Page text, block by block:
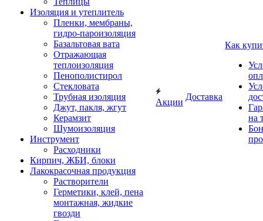
Изоляция и утеплитель
Пленки, мембраны,
гидро-пароизоляция
Базальтовая вата
Отражающая
теплоизоляция
Пенополистирол
Стекловата
Трубная изоляция
Джут, пакля, жгут
Керамзит
Шумоизоляция
Инструмент
Расходники
Кирпич, ЖБИ, блоки
Лакокрасочная продукция
Растворители
Герметики, клей, пена
монтажная, жидкие
гвозди
Акции
Доставка
Как
на